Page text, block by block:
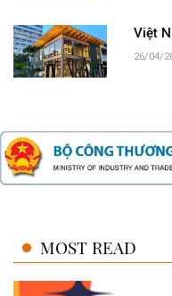
Việt
26/04/
MOST READ